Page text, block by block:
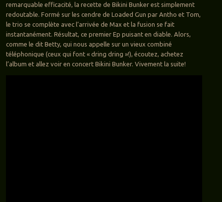
remarquable efficacité, la recette de Bikini Bunker est simplement
redoutable. Formé sur les cendre de Loaded Gun par Antho et Tom,
le trio se complète avec l’arrivée de Max et la fusion se fait
instantanément. Résultat, ce premier Ep puisant en diable. Alors,
comme le dit Betty, qui nous appelle sur un vieux combiné
téléphonique (ceux qui font « dring dring »!), écoutez, achetez
l’album et allez voir en concert Bikini Bunker. Vivement la suite!